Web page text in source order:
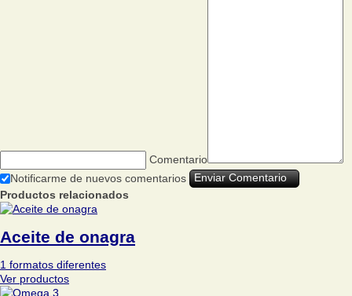
Comentario
Notificarme de nuevos comentarios
Productos relacionados
Aceite de onagra
1 formatos diferentes
Ver productos